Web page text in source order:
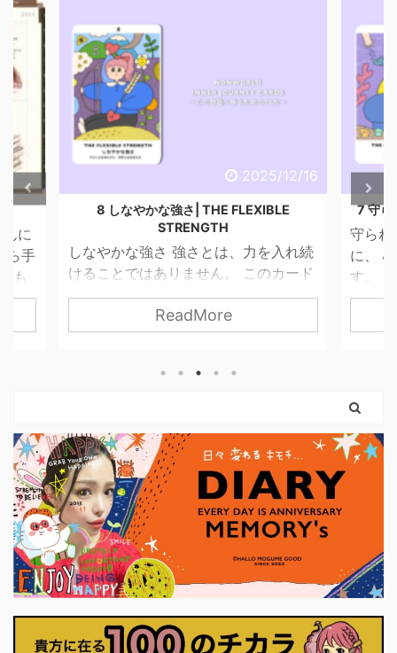
16
れ続
ド
、世
もい
とい
ード
て、
は大
。 小
2025/12/16
7 守られた意志 | THE PROTECTED WILL
守られた意志 進まなきゃいけないの
に、 心がついてこないときがありま
す。 そんなとき、わたしたちは「止ま
っている自分」を責めてしまいがちで
す。 でも、このカードが伝えているの
りも、自分の内側を信じる姿。 動く前
に、「何を大切にしたいのか」を 静か
に確かめている状態です。 今は、無理
に決断しなくていい。 無理に行動しな
くていい。 ...
ReadMore
6 心
心の
は、
くあ
持ち”
余裕
ぎて
う そ